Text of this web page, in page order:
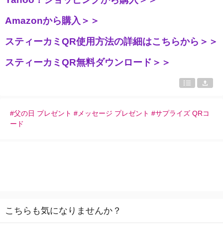
Amazonから購入＞＞
スティーカミQR使用方法の詳細はこちらから＞＞
スティーカミQR無料ダウンロード＞＞
#父の日 プレゼント #メッセージ プレゼント #サプライズ QRコ
ード
こちらも気になりませんか？